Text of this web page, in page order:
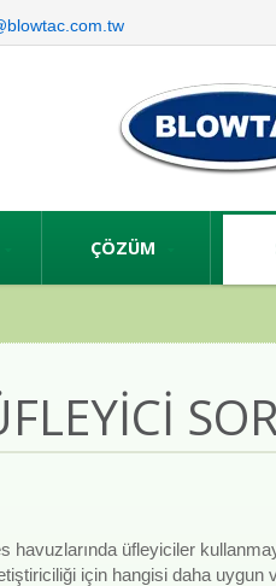
ÇÖZÜM
havuzlarında üfleyiciler
için hangisi daha uygun